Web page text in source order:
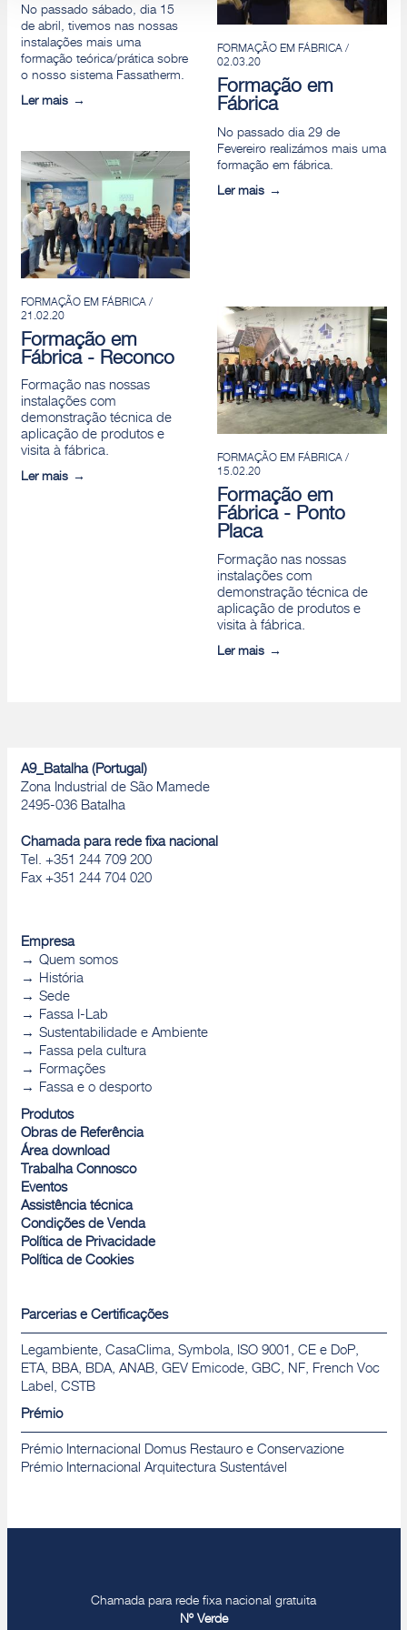
No passado sábado, dia 15
de abril, tivemos nas nossas
instalações mais uma
formação teórica/prática sobre
o nosso sistema Fassatherm.
Ler mais
FORMAÇÃO EM FÁBRICA /
02.03.20
Formação em
Fábrica
No passado dia 29 de
Fevereiro realizámos mais uma
formação em fábrica.
Ler mais
FORMAÇÃO EM FÁBRICA /
21.02.20
Formação em
Fábrica - Reconco
Formação nas nossas
instalações com
demonstração técnica de
aplicação de produtos e
visita à fábrica.
Ler mais
FORMAÇÃO EM FÁBRICA /
15.02.20
Formação em
Fábrica - Ponto
Placa
Formação nas nossas
instalações com
demonstração técnica de
aplicação de produtos e
visita à fábrica.
Ler mais
A9_Batalha (Portugal)
Zona Industrial de São Mamede
2495-036 Batalha
Chamada para rede fixa nacional
Tel. +351 244 709 200
Fax +351 244 704 020
Empresa
Quem somos
História
Sede
Fassa I-Lab
Sustentabilidade e Ambiente
Fassa pela cultura
Formações
Fassa e o desporto
Produtos
Obras de Referência
Área download
Trabalha Connosco
Eventos
Assistência técnica
Condições de Venda
Política de Privacidade
Política de Cookies
Parcerias e Certificações
Legambiente, CasaClima, Symbola, ISO 9001, CE e DoP,
ETA, BBA, BDA, ANAB, GEV Emicode, GBC, NF, French Voc
Label, CSTB
Prémio
Prémio Internacional Domus Restauro e Conservazione
Prémio Internacional Arquitectura Sustentável
Chamada para rede fixa nacional gratuita
Nº Verde